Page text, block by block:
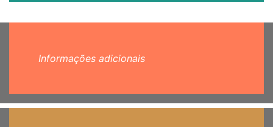
Informações adicionais